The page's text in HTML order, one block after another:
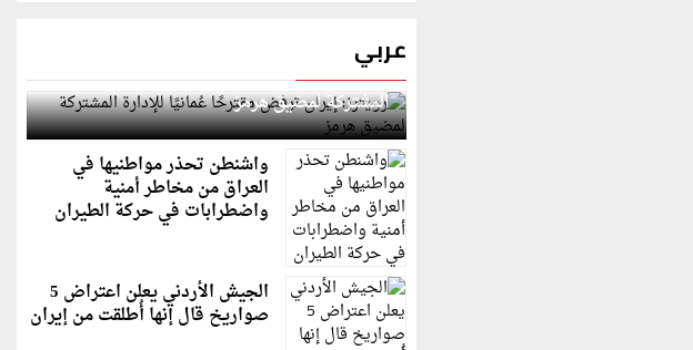
عربي
رويترز: إيران ترفض مقترحًا عُمانيًا للإدارة
المشتركة لمضيق هرمز
واشنطن تحذر مواطنيها في
العراق من مخاطر أمنية
واضطرابات في حركة الطيران
الجيش الأردني يعلن اعتراض 5
صواريخ قال إنها أُطلقت من إيران